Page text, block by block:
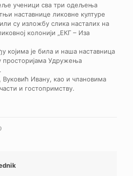
ученици сва три одељења
наставнице ликовне културе
су изложбу слика насталих на
колонији „ЕКГ – Иза
којима је била и наша наставница
просторијама Удружења
Ивану, као и члановима
и гостопримству.